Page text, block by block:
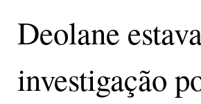
Deolane
investigação